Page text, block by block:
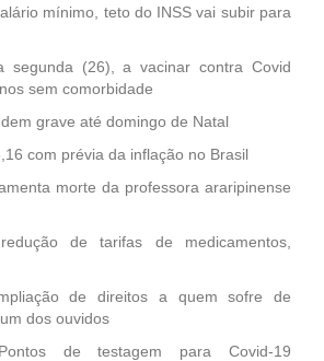
mínimo, teto do INSS vai subir para
segunda (26), a vacinar contra Covid
sem comorbidade
grave até domingo de Natal
com prévia da inflação no Brasil
morte da professora araripinense
de tarifas de medicamentos,
de direitos a quem sofre de
dos ouvidos
de testagem para Covid-19